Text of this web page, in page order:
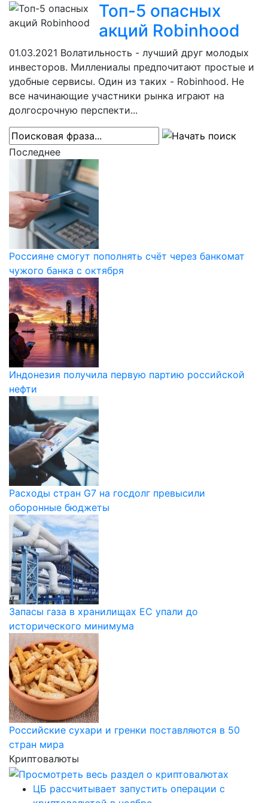
Топ-5 опасных
акций Robinhood
01.03.2021 Волатильность - лучший друг молодых
инвесторов. Миллениалы предпочитают простые и
удобные сервисы. Один из таких - Robinhood. Не
все начинающие участники рынка играют на
долгосрочную перспекти...
Последнее
Россияне смогут пополнять счёт через банкомат
чужого банка с октября
Индонезия получила первую партию российской
нефти
Расходы стран G7 на госдолг превысили
оборонные бюджеты
Запасы газа в хранилищах ЕС упали до
исторического минимума
Российские сухари и гренки поставляются в 50
стран мира
Криптовалюты
ЦБ рассчитывает запустить операции с